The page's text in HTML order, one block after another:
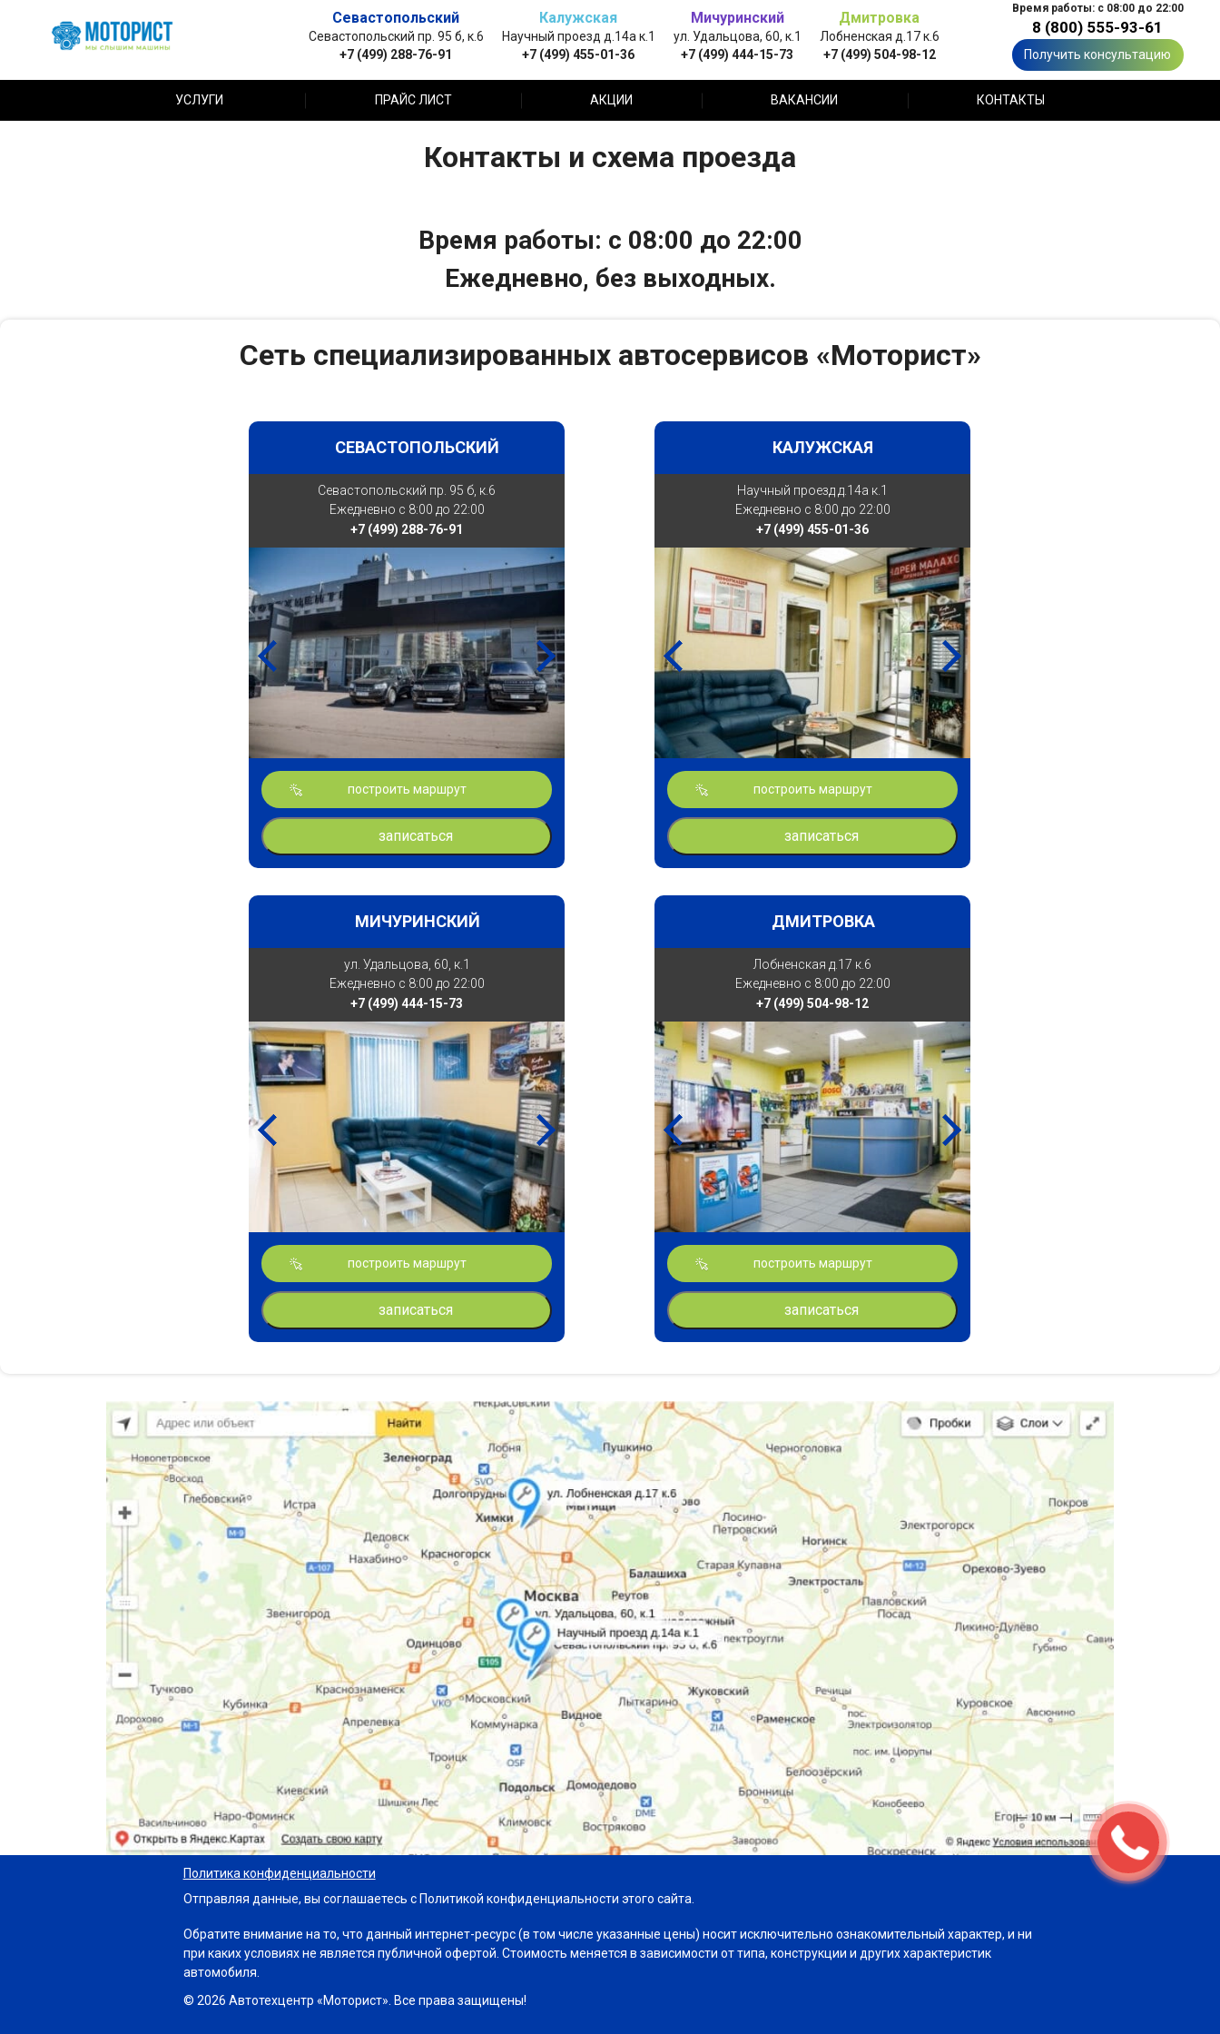
Севастопольский
Севастопольский пр. 95 б, к.6
+7 (499) 288-76-91
Калужская
Научный проезд д.14а к.1
+7 (499) 455-01-36
Мичуринский
ул. Удальцова, 60, к.1
+7 (499) 444-15-73
Дмитровка
Лобненская д.17 к.6
+7 (499) 504-98-12
Время работы: с 08:00 до 22:00
8 (800) 555-93-61
Получить консультацию
УСЛУГИ ПРАЙС ЛИСТ АКЦИИ ВАКАНСИИ КОНТАКТЫ
Контакты и схема проезда
Время работы: с 08:00 до 22:00
Ежедневно, без выходных.
Сеть специализированных автосервисов «Моторист»
СЕВАСТОПОЛЬСКИЙ
Севастопольский пр. 95 б, к.6
Ежедневно с 8:00 до 22:00
+7 (499) 288-76-91
построить маршрут
записаться
КАЛУЖСКАЯ
Научный проезд д.14а к.1
Ежедневно с 8:00 до 22:00
+7 (499) 455-01-36
построить маршрут
записаться
МИЧУРИНСКИЙ
ул. Удальцова, 60, к.1
Ежедневно с 8:00 до 22:00
+7 (499) 444-15-73
построить маршрут
записаться
ДМИТРОВКА
Лобненская д.17 к.6
Ежедневно с 8:00 до 22:00
+7 (499) 504-98-12
построить маршрут
записаться
Политика конфиденциальности
Отправляя данные, вы соглашаетесь с Политикой конфиденциальности этого сайта.
Обратите внимание на то, что данный интернет-ресурс (в том числе указанные цены) носит исключительно ознакомительный характер, и ни
при каких условиях не является публичной офертой. Стоимость меняется в зависимости от типа, конструкции и других характеристик
автомобиля.
© 2026 Автотехцентр «Моторист». Все права защищены!